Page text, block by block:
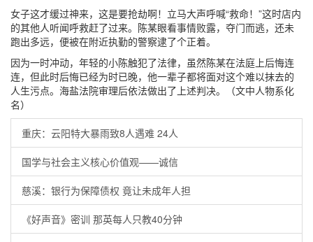
女子这才缓过神来，这是要抢劫啊！立马大声呼喊“救命！”这时店内
的其他人听闻呼救赶了过来。陈某眼看事情败露，夺门而逃，还未
跑出多远，便被在附近执勤的警察逮了个正着。
因为一时冲动，年轻的小陈触犯了法律，虽然陈某在法庭上后悔连
连，但此时后悔已经为时已晚，他一辈子都将面对这个难以抹去的
人生污点。海盐法院审理后依法做出了上述判决。（文中人物系化
名）
重庆：云阳特大暴雨致8人遇难 24人
国学与社会主义核心价值观——诚信
慈溪：银行为保障债权 竟让未成年人担
《好声音》密训 那英每人只教40分钟